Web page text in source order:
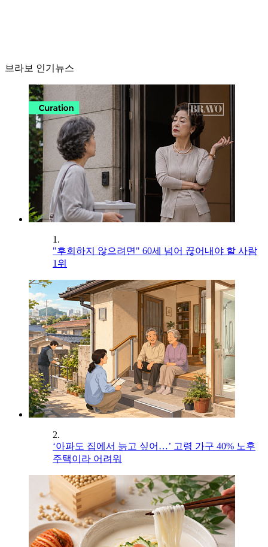
브라보 인기뉴스
1.
"후회하지 않으려면" 60세 넘어 끊어내야 할 사람
1위
2.
‘아파도 집에서 늙고 싶어…’ 고령 가구 40% 노후
주택이라 어려워